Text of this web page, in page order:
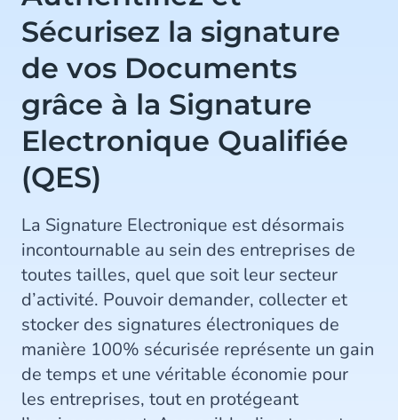
Sécurisez la signature
de vos Documents
grâce à la Signature
Electronique Qualifiée
(QES)
La Signature Electronique est désormais
incontournable au sein des entreprises de
toutes tailles, quel que soit leur secteur
d’activité. Pouvoir demander, collecter et
stocker des signatures électroniques de
manière 100% sécurisée représente un gain
de temps et une véritable économie pour
les entreprises, tout en protégeant